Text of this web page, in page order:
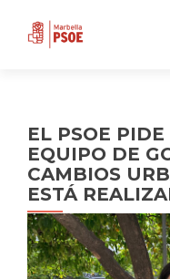
EL PSOE
EQUIPO DE
CAMBIOS
ESTÁ